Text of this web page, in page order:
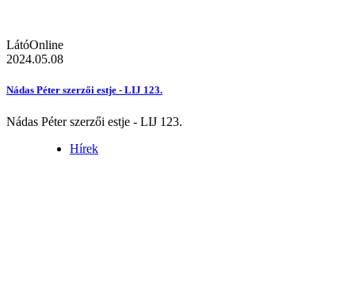
LátóOnline
2024.05.08
Nádas Péter szerzői estje - LIJ 123.
Nádas Péter szerzői estje - LIJ 123.
Hírek